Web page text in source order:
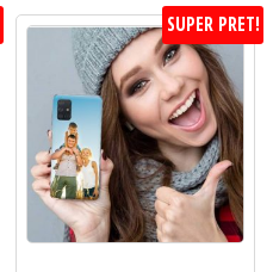
SUPER PRET!